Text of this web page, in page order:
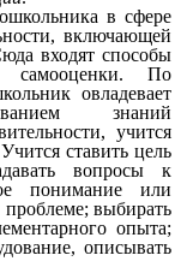
в сфере
включающей
входят способы
самооценки. По
овладевает
знаний
учится
ставить цель
вопросы к
понимание или
выбирать
опыта;
описывать